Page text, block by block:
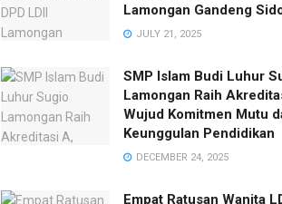
Lamongan Gandeng
JULY 21, 2025
SMP Islam Budi Luhur
Lamongan Raih
Wujud Komitmen Mutu
Keunggulan Pendidikan
DECEMBER 24, 2025
Empat Ratusan Wanita